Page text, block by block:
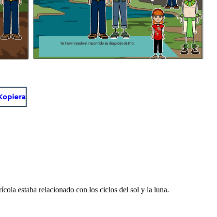
Ya terminando el recorrido se despiden de Inti
.
estaba relacionado con los ciclos del sol y la luna.